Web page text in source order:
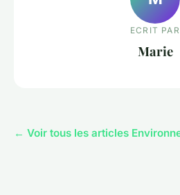
ECRIT PAR
Marie
← Voir tous les articles